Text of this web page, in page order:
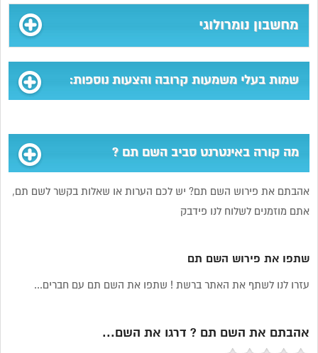
מחשבון נומרולוגי
שמות בעלי משמעות קרובה והצעות נוספות:
מה קורה באינטרנט סביב השם תם ?
אהבתם את פירוש השם תם? יש לכם הערות או שאלות בקשר לשם תם,
אתם מוזמנים לשלוח לנו פידבק
שתפו את פירוש השם תם
עזרו לנו לשתף את האתר ברשת ! שתפו את השם תם עם חברים...
אהבתם את השם תם ? דרגו את השם...